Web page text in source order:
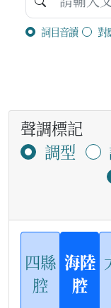
詞目音讀 對
聲調標記
調型
四縣
腔
海陸
腔